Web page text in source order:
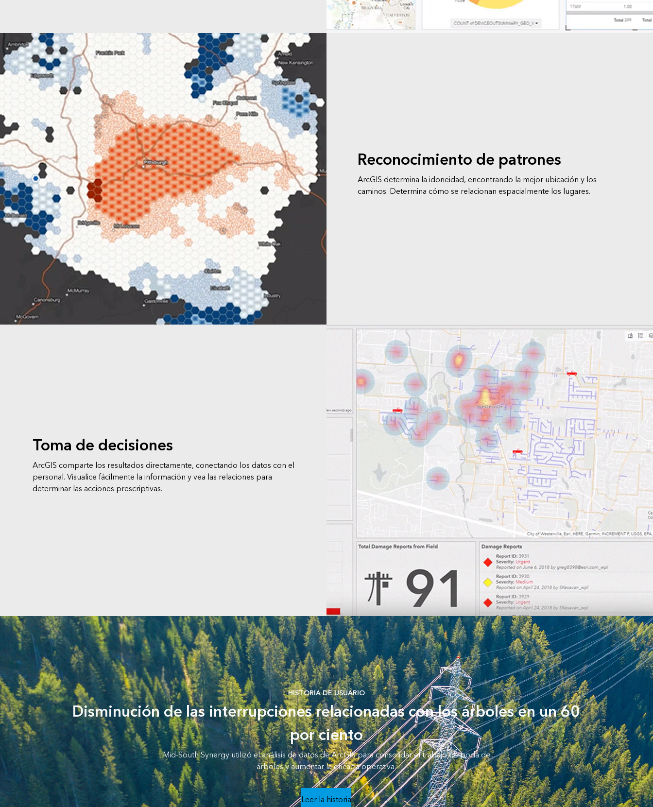
Reconocimiento de patrones
ArcGIS determina la idoneidad, encontrando la mejor ubicación y los
caminos. Determina cómo se relacionan espacialmente los lugares.
Toma de decisiones
ArcGIS comparte los resultados directamente, conectando los datos con el
personal. Visualice fácilmente la información y vea las relaciones para
determinar las acciones prescriptivas.
HISTORIA DE USUARIO
Disminución de las interrupciones relacionadas con los árboles en un 60
por ciento
Mid-South Synergy utilizó el análisis de datos de ArcGIS para consolidar el trabajo de poda de
árboles y aumentar la eficacia operativa.
Leer la historia